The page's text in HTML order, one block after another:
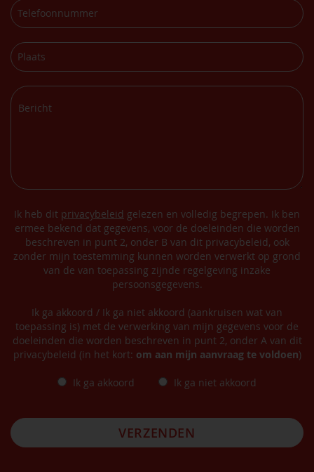
Ik heb dit privacybeleid gelezen en volledig begrepen. Ik ben
ermee bekend dat gegevens, voor de doeleinden die worden
beschreven in punt 2, onder B van dit privacybeleid, ook
zonder mijn toestemming kunnen worden verwerkt op grond
van de van toepassing zijnde regelgeving inzake
persoonsgegevens.
Ik ga akkoord / Ik ga niet akkoord (aankruisen wat van
toepassing is) met de verwerking van mijn gegevens voor de
doeleinden die worden beschreven in punt 2, onder A van dit
privacybeleid (in het kort: om aan mijn aanvraag te voldoen)
Ik ga akkoord Ik ga niet akkoord
VERZENDEN